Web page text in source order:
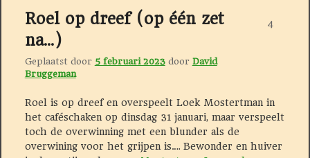
Roel op dreef (op één zet
na…)
Geplaatst door 5 februari 2023 door David
Bruggeman
4
Roel is op dreef en overspeelt Loek Mostertman in
het caféschaken op dinsdag 31 januari, maar verspeelt
toch de overwinning met een blunder als de
overwining voor het grijpen is…. Bewonder en huiver